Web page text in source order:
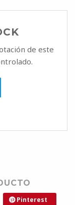
de este
Pinterest